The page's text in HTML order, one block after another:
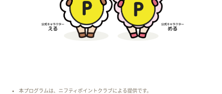
本プログラムは、ニフティポイントクラブによる提供です。